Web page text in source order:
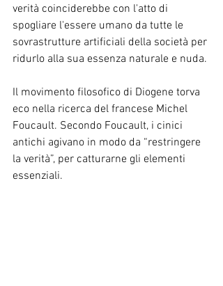
verità coinciderebbe con l'atto di
spogliare l'essere umano da tutte le
sovrastrutture artificiali della società per
ridurlo alla sua essenza naturale e nuda.
Il movimento filosofico di Diogene torva
eco nella ricerca del francese Michel
Foucault. Secondo Foucault, i cinici
antichi agivano in modo da “restringere
la verità”, per catturarne gli elementi
essenziali.